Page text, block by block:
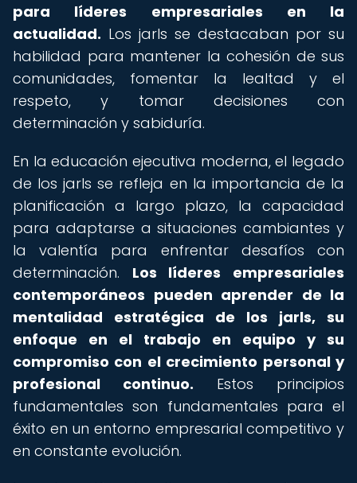
para líderes empresariales en la
actualidad. Los jarls se destacaban por su
habilidad para mantener la cohesión de sus
comunidades, fomentar la lealtad y el
respeto, y tomar decisiones con
determinación y sabiduría.
En la educación ejecutiva moderna, el legado
de los jarls se refleja en la importancia de la
planificación a largo plazo, la capacidad
para adaptarse a situaciones cambiantes y
la valentía para enfrentar desafíos con
determinación. Los líderes empresariales
contemporáneos pueden aprender de la
mentalidad estratégica de los jarls, su
enfoque en el trabajo en equipo y su
compromiso con el crecimiento personal y
profesional continuo. Estos principios
fundamentales son fundamentales para el
éxito en un entorno empresarial competitivo y
en constante evolución.